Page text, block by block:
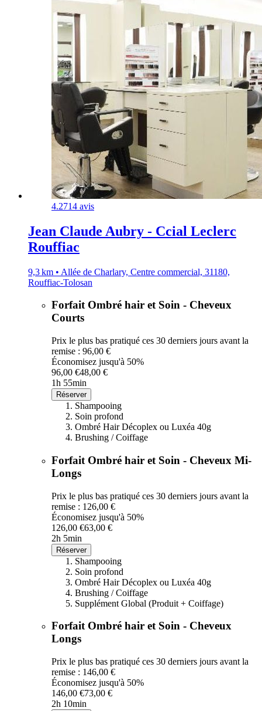
4.2714 avis
Jean Claude Aubry - Ccial Leclerc
Rouffiac
9,3 km • Allée de Charlary, Centre commercial, 31180,
Rouffiac-Tolosan
Forfait Ombré hair et Soin - Cheveux
Courts
Prix le plus bas pratiqué ces 30 derniers jours avant la
remise : 96,00 €
Économisez jusqu'à 50%
96,00 €48,00 €
1h 55min
Réserver
Shampooing
Soin profond
Ombré Hair Décoplex ou Luxéa 40g
Brushing / Coiffage
Forfait Ombré hair et Soin - Cheveux Mi-
Longs
Prix le plus bas pratiqué ces 30 derniers jours avant la
remise : 126,00 €
Économisez jusqu'à 50%
126,00 €63,00 €
2h 5min
Réserver
Shampooing
Soin profond
Ombré Hair Décoplex ou Luxéa 40g
Brushing / Coiffage
Supplément Global (Produit + Coiffage)
Forfait Ombré hair et Soin - Cheveux
Longs
Prix le plus bas pratiqué ces 30 derniers jours avant la
remise : 146,00 €
Économisez jusqu'à 50%
146,00 €73,00 €
2h 10min